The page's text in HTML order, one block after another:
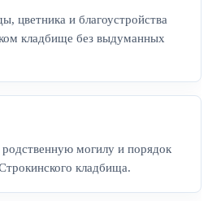
цветника и благоустройства
кладбище без выдуманных
могилу и порядок
кладбища.